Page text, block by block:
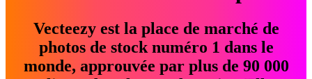
Vecteezy est la place de marché de
photos de stock numéro 1 dans le
monde, approuvée par plus de 90 000